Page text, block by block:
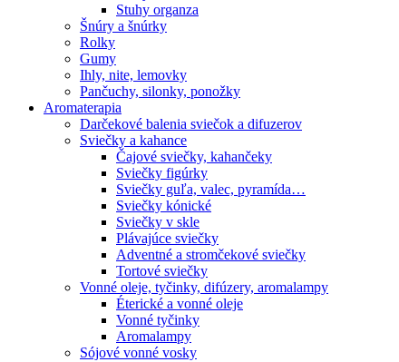
Stuhy organza
Šnúry a šnúrky
Rolky
Gumy
Ihly, nite, lemovky
Pančuchy, silonky, ponožky
Aromaterapia
Darčekové balenia sviečok a difuzerov
Sviečky a kahance
Čajové sviečky, kahančeky
Sviečky figúrky
Sviečky guľa, valec, pyramída…
Sviečky kónické
Sviečky v skle
Plávajúce sviečky
Adventné a stromčekové sviečky
Tortové sviečky
Vonné oleje, tyčinky, difúzery, aromalampy
Éterické a vonné oleje
Vonné tyčinky
Aromalampy
Sójové vonné vosky